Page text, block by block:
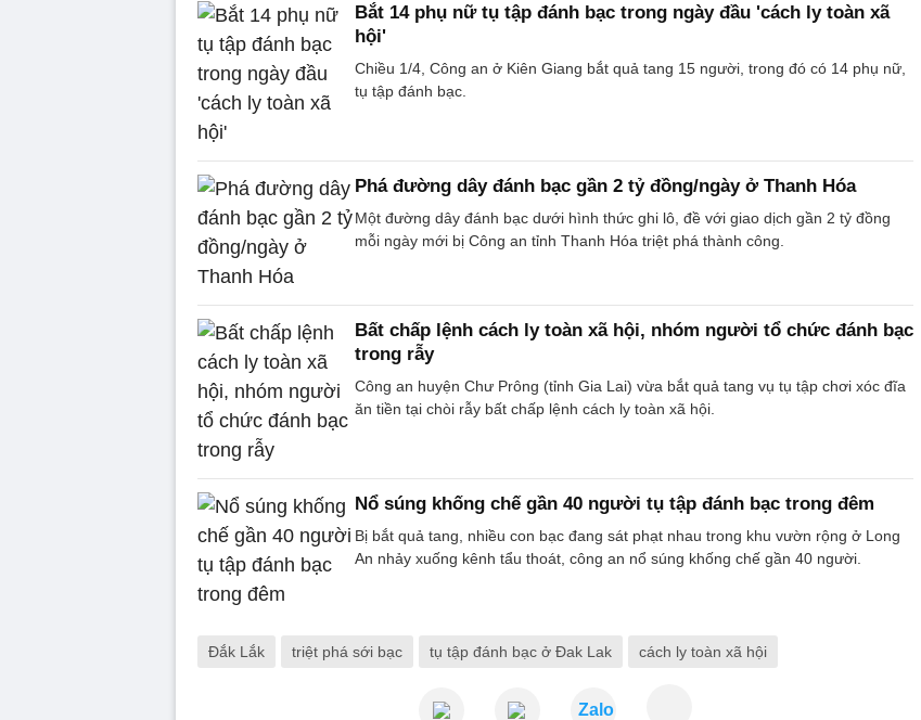
Bắt 14 phụ nữ tụ tập đánh bạc trong ngày đầu 'cách ly toàn xã
hội'
Chiều 1/4, Công an ở Kiên Giang bắt quả tang 15 người, trong đó có 14 phụ nữ,
tụ tập đánh bạc.
Phá đường dây đánh bạc gần 2 tỷ đồng/ngày ở Thanh Hóa
Một đường dây đánh bạc dưới hình thức ghi lô, đề với giao dịch gần 2 tỷ đồng
mỗi ngày mới bị Công an tỉnh Thanh Hóa triệt phá thành công.
Bất chấp lệnh cách ly toàn xã hội, nhóm người tổ chức đánh bạc
trong rẫy
Công an huyện Chư Prông (tỉnh Gia Lai) vừa bắt quả tang vụ tụ tập chơi xóc đĩa
ăn tiền tại chòi rẫy bất chấp lệnh cách ly toàn xã hội.
Nổ súng khống chế gần 40 người tụ tập đánh bạc trong đêm
Bị bắt quả tang, nhiều con bạc đang sát phạt nhau trong khu vườn rộng ở Long
An nhảy xuống kênh tẩu thoát, công an nổ súng khống chế gần 40 người.
Đắk Lắk triệt phá sới bạc tụ tập đánh bạc ở Đak Lak cách ly toàn xã hội
Zalo